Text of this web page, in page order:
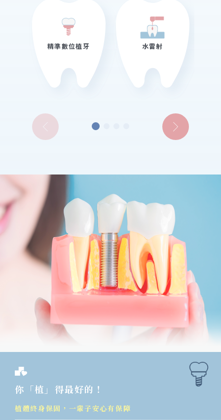
精準數位植牙 水雷射
你「植」得最好的！
植體終身保固，一輩子安心有保障